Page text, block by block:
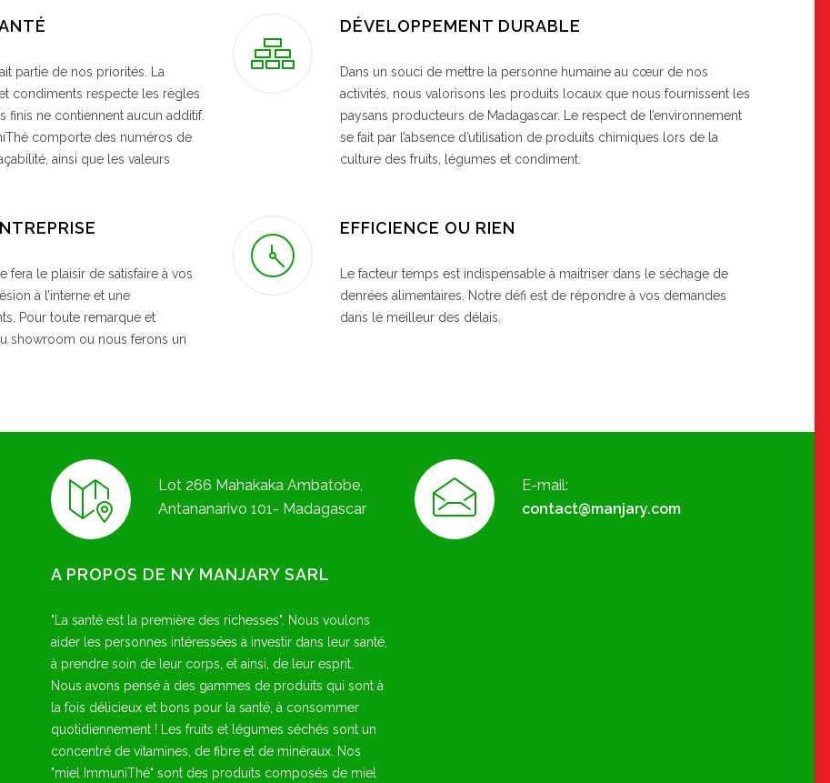
partie de nos priorités. La
condiments respecte les règles
finis ne contiennent aucun additif.
comporte des numéros de
ainsi que les valeurs
DÉVELOPPEMENT DURABLE
Dans un souci de mettre la personne humaine au cœur de nos
activités, nous valorisons les produits locaux que nous fournissent les
paysans producteurs de Madagascar. Le respect de l’environnement
se fait par l’absence d’utilisation de produits chimiques lors de la
culture des fruits, légumes et condiment.
fera le plaisir de satisfaire à vos
à l’interne et une
Pour toute remarque et
showroom ou nous ferons un
EFFICIENCE OU RIEN
Le facteur temps est indispensable à maitriser dans le séchage de
denrées alimentaires. Notre défi est de répondre à vos demandes
dans le meilleur des délais.
Lot 266 Mahakaka Ambatobe,
Antananarivo 101- Madagascar
E-mail:
contact@manjary.com
A PROPOS DE NY MANJARY SARL
"La santé est la première des richesses". Nous voulons
aider les personnes intéressées à investir dans leur santé,
à prendre soin de leur corps, et ainsi, de leur esprit.
Nous avons pensé à des gammes de produits qui sont à
la fois délicieux et bons pour la santé, à consommer
quotidiennement ! Les fruits et légumes séchés sont un
concentré de vitamines, de fibre et de minéraux. Nos
"miel ImmuniThé" sont des produits composés de miel